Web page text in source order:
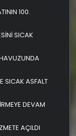
100.
SICAK
SICAK ASFALT
DEVAM
AÇILDI